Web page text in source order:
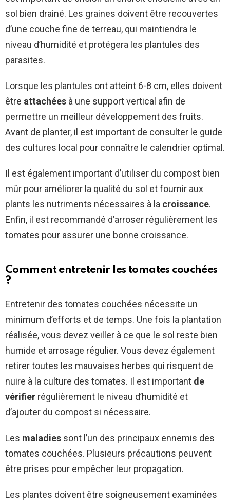
sol bien drainé. Les graines doivent être recouvertes
d’une couche fine de terreau, qui maintiendra le
niveau d’humidité et protégera les plantules des
parasites.
Lorsque les plantules ont atteint 6-8 cm, elles doivent
être attachées à une support vertical afin de
permettre un meilleur développement des fruits.
Avant de planter, il est important de consulter le guide
des cultures local pour connaître le calendrier optimal.
Il est également important d’utiliser du compost bien
mûr pour améliorer la qualité du sol et fournir aux
plants les nutriments nécessaires à la croissance.
Enfin, il est recommandé d’arroser régulièrement les
tomates pour assurer une bonne croissance.
Comment entretenir les tomates couchées
?
Entretenir des tomates couchées nécessite un
minimum d’efforts et de temps. Une fois la plantation
réalisée, vous devez veiller à ce que le sol reste bien
humide et arrosage régulier. Vous devez également
retirer toutes les mauvaises herbes qui risquent de
nuire à la culture des tomates. Il est important de
vérifier régulièrement le niveau d’humidité et
d’ajouter du compost si nécessaire.
Les maladies sont l’un des principaux ennemis des
tomates couchées. Plusieurs précautions peuvent
être prises pour empêcher leur propagation.
Les plantes doivent être soigneusement examinées